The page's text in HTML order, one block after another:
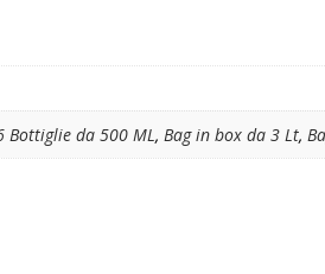
Bottiglie da 500 ML, Bag in box da 3 Lt,